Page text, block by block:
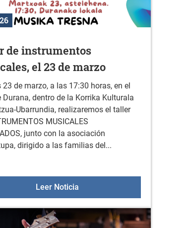
de abril
de instrumentos
el 23 de marzo
23 de marzo, a las 17:30 horas, en el
Durana, dentro de la Korrika Kulturala
Ubarrundia, realizaremos el taller
MUSICALES
junto con la asociación
dirigido a las familias del...
Leer Noticia